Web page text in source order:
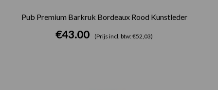
Pub Premium Barkruk Bordeaux Rood Kunstleder
€43.00 (Prijs incl. btw: €52,03)